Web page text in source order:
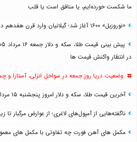
ما شکست خورده‌ایم، یا منافق است یا قلب
«نوروزبل» ۱۶۰۰ آغاز شد؛ گیلانیان وارد قرن هفدهم دیلمی شدند
در انتظار واکنش قیمت ها
وضعیت دریا روز جمعه در سواحل انزلی، آستارا و
آخرین قیمت طلا، سکه و دلار امروز پنجشنبه ۱۵ مرداد؛ آیا کاهش قیمت‌ها ادامه دارد؟
ناگفته‌هایی از آمپول‌های لاغری؛ از عوارض مرگبار تا
مکمل های آهن فورت چه تفاوتی با مکمل های